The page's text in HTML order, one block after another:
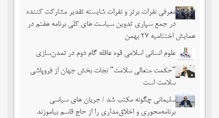
معرفی نفرات برتر و نفرات شایسته تقدیر مشارکت کننده
در جمع سپاری تدوین سیاست های کلی برنامه هفتم در
همایش اختتامیه ۲۷ بهمن
علوم انسانی اسلامی قوه عاقله گام دوم در تمدن‌سازی
"حکمت متعالی سلامت" نجات بخش جهان از فروپاشی
سلامت است
سلیمانی چگونه مکتب شد / جریان های سیاسی
برنامه‌محوری و اخلاق‌مداری را از حاج قاسم بیاموزند